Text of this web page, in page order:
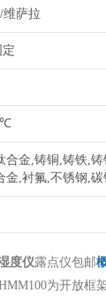
维萨拉
合金,铸铜,铸铁,
金,衬氟,不锈钢,
度仪露点仪包邮
为开放